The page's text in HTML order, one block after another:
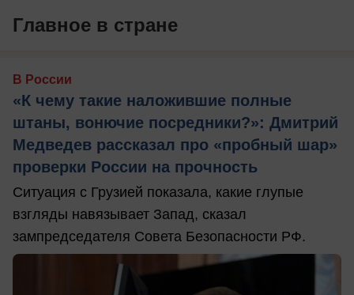
Главное в стране
В России
«К чему такие наложившие полные
штаны, вонючие посредники?»: Дмитрий
Медведев рассказал про «пробный шар»
проверки России на прочность
Ситуация с Грузией показала, какие глупые
взгляды навязывает Запад, сказал
зампредседателя Совета Безопасности РФ.